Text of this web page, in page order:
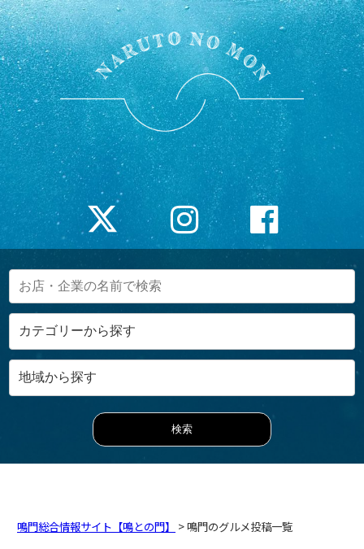
鳴門総合情報サイト【鳴との門】 > 鳴門のグルメ投稿一覧